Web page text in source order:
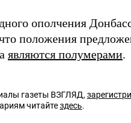
ополчения
положения
являются полумерами.
газеты ВЗГЛЯД,
читайтездесь.